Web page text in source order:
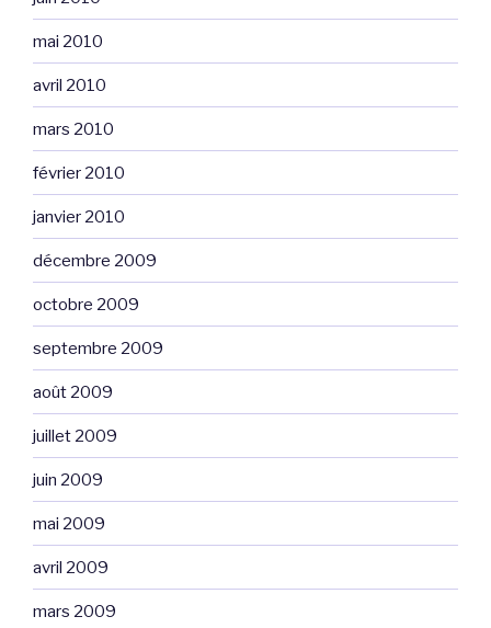
mai 2010
avril 2010
mars 2010
février 2010
janvier 2010
décembre 2009
octobre 2009
septembre 2009
août 2009
juillet 2009
juin 2009
mai 2009
avril 2009
mars 2009